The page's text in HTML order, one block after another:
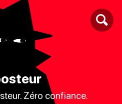
Zéro confiance.